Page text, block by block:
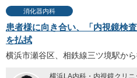
消化器内科
患者様に向き合い、「内視鏡検
を払拭
横浜LA内科・内視鏡クリニ